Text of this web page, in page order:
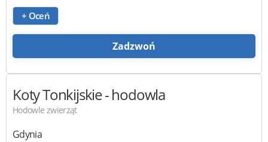
+ Oceń
Zadzwoń
Koty Tonkijskie - hodowla
Hodowle zwierząt
Gdynia